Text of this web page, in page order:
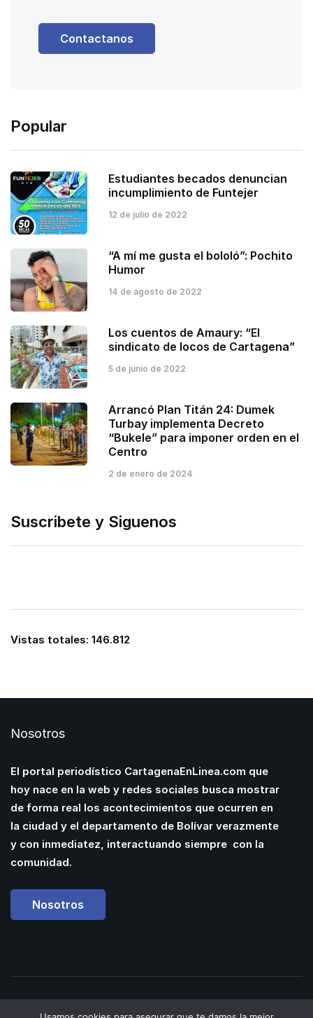
Contactanos
Popular
Estudiantes becados denuncian
incumplimiento de Funtejer
12 de julio de 2022
“A mí me gusta el bololó”: Pochito
Humor
14 de agosto de 2022
Los cuentos de Amaury: “El
sindicato de locos de Cartagena”
5 de junio de 2022
Arrancó Plan Titán 24: Dumek
Turbay implementa Decreto
“Bukele” para imponer orden en el
Centro
2 de enero de 2024
Suscribete y Siguenos
Vistas totales: 146.812
Nosotros
El portal periodístico CartagenaEnLinea.com que
hoy nace en la web y redes sociales busca mostrar
de forma real los acontecimientos que ocurren en
la ciudad y el departamento de Bolívar verazmente
y con inmediatez, interactuando siempre con la
comunidad.
Nosotros